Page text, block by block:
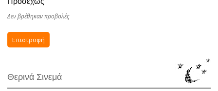
Δεν βρέθηκαν προβολές
Επιστροφή
Θερινά Σινεμά